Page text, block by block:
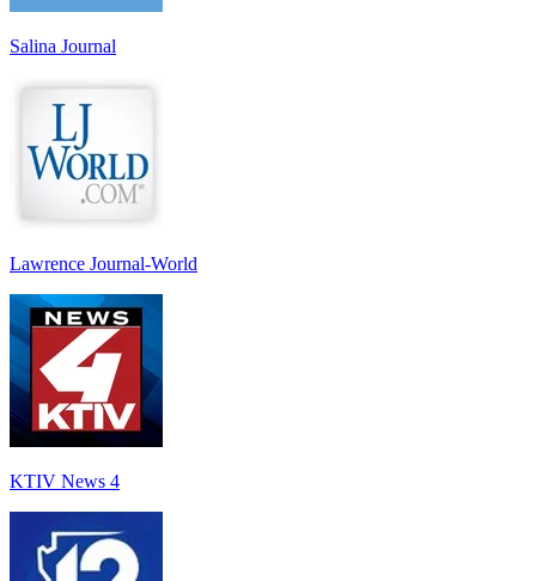
Salina Journal
Lawrence Journal-World
KTIV News 4